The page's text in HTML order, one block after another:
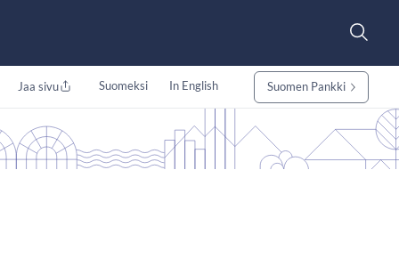
Jaa sivu Suomeksi In English Suomen Pankki